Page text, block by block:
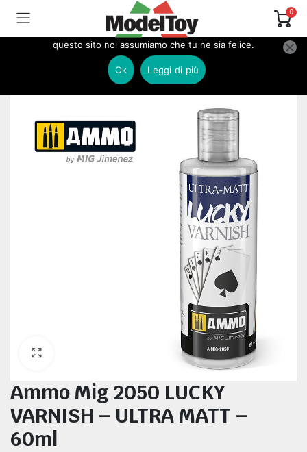
0
COLORI E PENNELLI
Colori AMMO of MIG
AMMO MIG Colori Acrilici Reali
Ammo Mig 2050 LUCKY VARNISH – ULTRA MATT – 60ml
Ammo Mig 2050 LUCKY
VARNISH – ULTRA MATT –
60ml
Utilizziamo i cookie per essere sicuri che tu possa avere la
migliore esperienza sul nostro sito. Se continui ad utilizzare
questo sito noi assumiamo che tu ne sia felice.
Ok Leggi di più